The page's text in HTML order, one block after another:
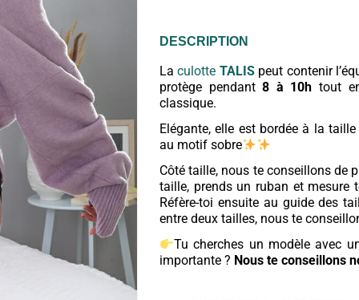
DESCRIPTION
Laculotte TALIS peut contenir
protège pendant8 à 10h tout
classique.
Elégante, elle est bordée à la
au motif sobre
Côté taille, nous te conseillons de
taille, prends un ruban et mesure
Réfère-toi ensuite au guide des
entre deux tailles, nous te
Tu cherches un modèle avec
importante ? Nous te conseillons